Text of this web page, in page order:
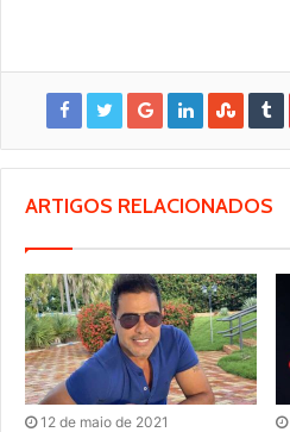
ARTIGOS RELACIONADOS
12 de maio de 2021